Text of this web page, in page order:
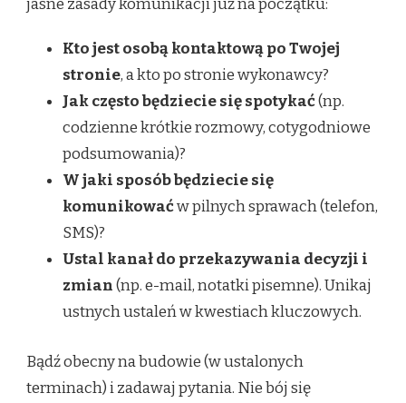
jasne zasady komunikacji już na początku:
Kto jest osobą kontaktową po Twojej
stronie, a kto po stronie wykonawcy?
Jak często będziecie się spotykać(np.
codzienne krótkie rozmowy, cotygodniowe
podsumowania)?
W jaki sposób będziecie się
komunikowaćw pilnych sprawach (telefon,
SMS)?
Ustal kanał do przekazywania decyzji i
zmian(np. e-mail, notatki pisemne). Unikaj
ustnych ustaleń w kwestiach kluczowych.
Bądź obecny na budowie (w ustalonych
terminach) i zadawaj pytania. Nie bój się